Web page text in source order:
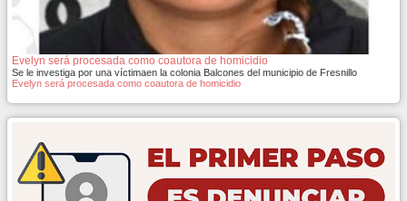
Evelyn será procesada como coautora de homicidio
Se le investiga por una víctimaen la colonia Balcones del municipio de Fresnillo
Evelyn será procesada como coautora de homicidio